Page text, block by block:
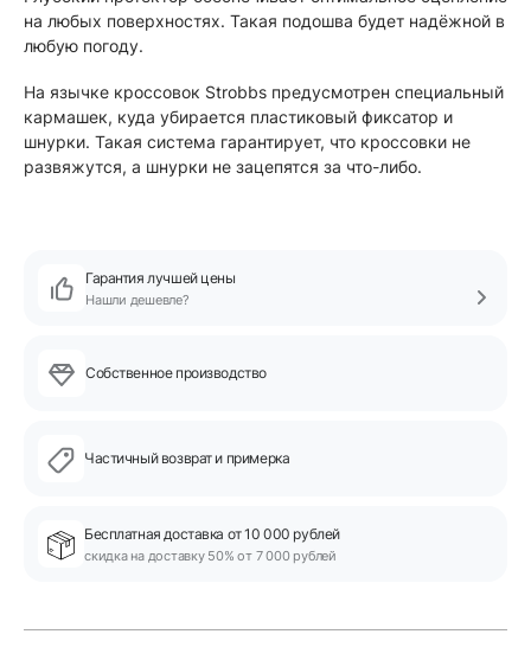
на любых поверхностях. Такая подошва будет надёжной в
любую погоду.
На язычке кроссовок Strobbs предусмотрен специальный
кармашек, куда убирается пластиковый фиксатор и
шнурки. Такая система гарантирует, что кроссовки не
развяжутся, а шнурки не зацепятся за что-либо.
Гарантия лучшей цены
Нашли дешевле?
Собственное производство
Частичный возврат и примерка
Бесплатная доставка от 10 000 рублей
скидка на доставку 50% от 7 000 рублей